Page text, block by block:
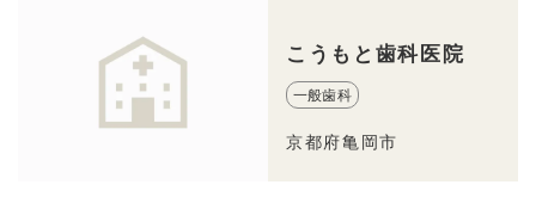
こうもと歯科医院
一般歯科
京都府亀岡市